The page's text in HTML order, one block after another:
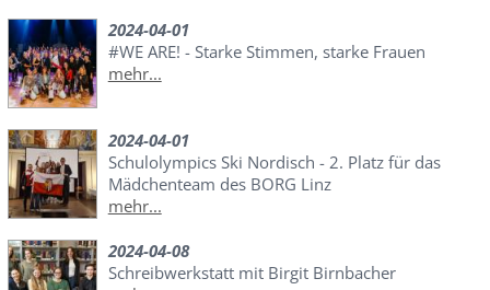
2024-04-01
#WE ARE! - Starke Stimmen, starke Frauen
mehr...
2024-04-01
Schulolympics Ski Nordisch - 2. Platz für das
Mädchenteam des BORG Linz
mehr...
2024-04-08
Schreibwerkstatt mit Birgit Birnbacher